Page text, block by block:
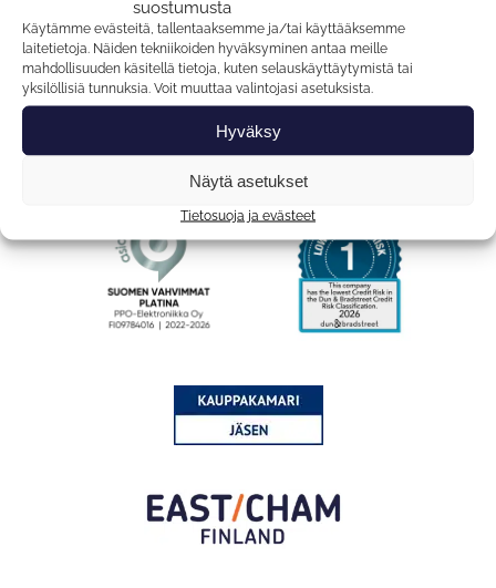
suostumusta
Käytämme evästeitä, tallentaaksemme ja/tai käyttääksemme
laitetietoja. Näiden tekniikoiden hyväksyminen antaa meille
mahdollisuuden käsitellä tietoja, kuten selauskäyttäytymistä tai
yksilöllisiä tunnuksia. Voit muuttaa valintojasi asetuksista.
Hyväksy
Näytä asetukset
Tietosuoja ja evästeet
ketterä suomalainen kumppani, joka
tekee, minkä lupaa